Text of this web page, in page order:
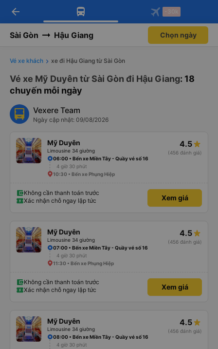
Tải app Vexere ngay!
Nhận ưu đãi thành viên độc
Mở app
Tải app Vexere
-30k/ghế khi đặt vé máy bay qua
Mở app
arrow_back -30k
Sài Gòn Hậu Giang Chọn ngày
Vé xe khách xe đi Hậu Giang từ Sài Gòn
Vé xe Mỹ Duyên từ Sài Gòn đi Hậu Giang: 18
chuyến mỗi ngày
Vexere Team
Ngày cập nhật: 09/08/2026
Mỹ Duyên
Limousine 34 giường
4.5
(456 đánh giá)
06:00 • Bến xe Miền Tây - Quầy vé số 16
4 giờ 30 phút
10:30 • Bến xe Phụng Hiệp
Không cần thanh toán trước
Xác nhận chỗ ngay lập tức
Xem giá
Mỹ Duyên
Limousine 34 giường
4.5
(456 đánh giá)
07:00 • Bến xe Miền Tây - Quầy vé số 16
4 giờ 30 phút
11:30 • Bến xe Phụng Hiệp
Không cần thanh toán trước
Xác nhận chỗ ngay lập tức
Xem giá
Mỹ Duyên
Limousine 34 giường
4.5
(456 đánh giá)
08:00 • Bến xe Miền Tây - Quầy vé số 16
4 giờ 30 phút